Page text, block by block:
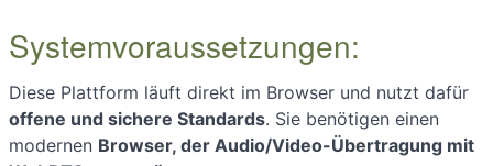
Systemvoraussetzungen:
Diese Plattform läuft direkt im Browser und nutzt dafür
offene und sichere Standards. Sie benötigen einen
modernen Browser, der Audio/Video-Übertragung mit